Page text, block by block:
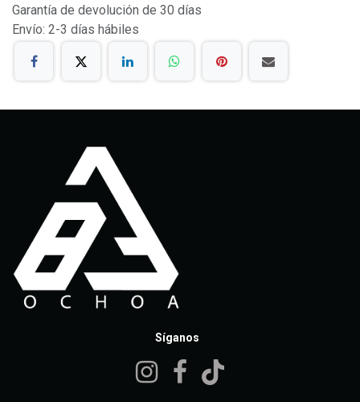
Garantía de devolución de 30 días
Envío: 2-3 días hábiles
Síganos